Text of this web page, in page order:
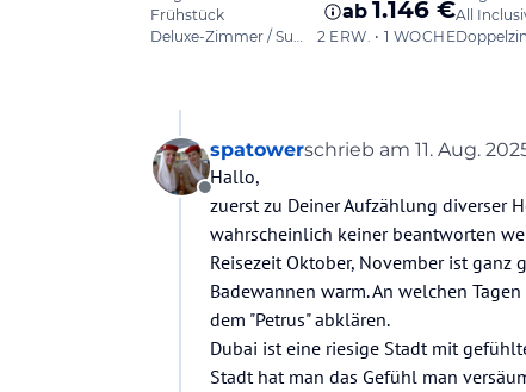
Offline
spatowerschrieb am 11. Aug.
zuletzt editiert von
Hallo,
zuerst zu Deiner Aufzählung diverser
wahrscheinlich keiner beantworten
Reisezeit Oktober, November ist ganz
Badewannen warm. An welchen
dem "Petrus" abklären.
Dubai ist eine riesige Stadt mit
Stadt hat man das Gefühl man